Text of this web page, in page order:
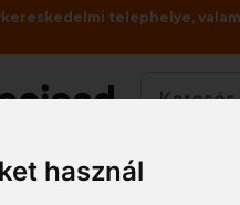
használ
telephelye,